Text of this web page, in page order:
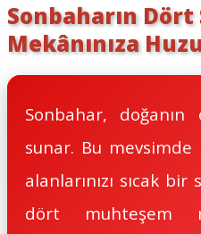
Sonbaharın Dört
Mekânınıza
Sonbahar,
sunar. Bu mevsimde
alanlarınızı sıcak bir
dört muhteşem